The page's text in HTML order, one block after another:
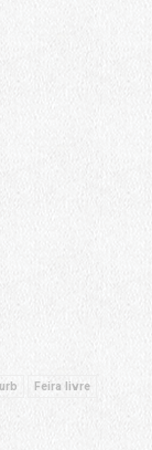
Feira livre